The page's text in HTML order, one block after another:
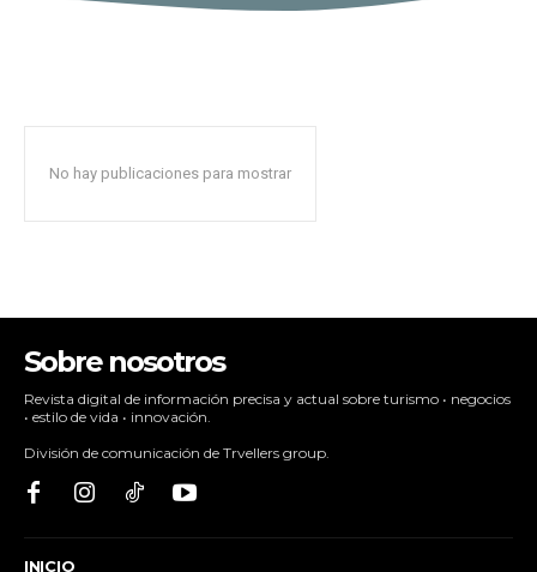
No hay publicaciones para mostrar
Sobre nosotros
Revista digital de información precisa y actual sobre turismo • negocios
• estilo de vida • innovación.
División de comunicación de Trvellers group.
INICIO